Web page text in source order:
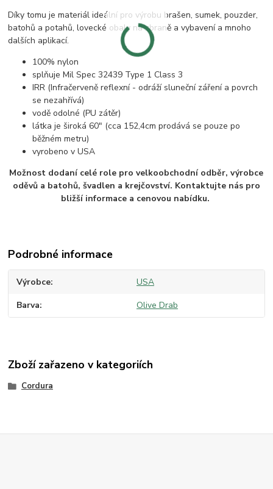
Díky tomu je materiál ideální pro výrobu brašen, sumek, pouzder,
batohů a potahů, lovecké obaly na zbraně a vybavení a mnoho
dalších aplikací.
100% nylon
splňuje Mil Spec 32439 Type 1 Class 3
IRR (Infračerveně reflexní - odráží sluneční záření a povrch
se nezahřívá)
vodě odolné (PU zátěr)
látka je široká 60" (cca 152,4cm prodává se pouze po
běžném metru)
vyrobeno v USA
Možnost dodaní celé role pro velkoobchodní odběr, výrobce
oděvů a batohů, švadlen a krejčovství. Kontaktujte nás pro
bližší informace a cenovou nabídku.
Podrobné informace
Výrobce USA
Barva Olive Drab
Zboží zařazeno v kategoriích
Cordura